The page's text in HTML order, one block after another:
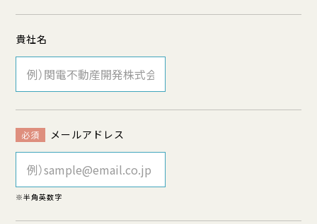
貴社名
必須 メールアドレス
※半角英数字